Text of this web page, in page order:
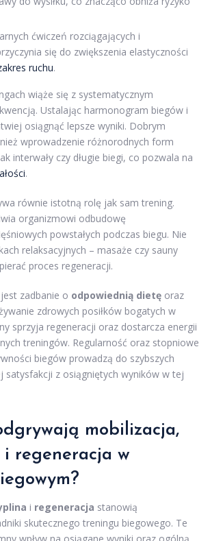
ćwiczeń rozciągających i
się do zwiększenia elastyczności
ruchu.
wiąże się z systematycznym
Ustalając harmonogram biegów i
osiągnąć lepsze wyniki. Dobrym
wprowadzenie różnorodnych form
interwały czy długie biegi, co pozwala na
.
równie istotną rolę jak sam trening.
organizmowi odbudowę
powstałych podczas biegu. Nie
relaksacyjnych – masaże czy sauny
proces regeneracji.
zadbanie o odpowiednią dietę oraz
zdrowych posiłków bogatych w
sprzyja regeneracji oraz dostarcza energii
treningów. Regularność oraz stopniowe
biegów prowadzą do szybszych
satysfakcji z osiągniętych wyników w tej
mobilizacja,
regeneracja w
i regeneracja stanowią
skutecznego treningu biegowego. Te
wpływ na osiągane wyniki oraz ogólną